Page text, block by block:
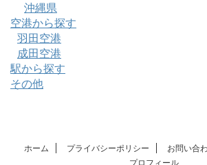
沖縄県
空港から探す
羽田空港
成田空港
駅から探す
その他
ホーム プライバシーポリシー お問い合
プロフィール